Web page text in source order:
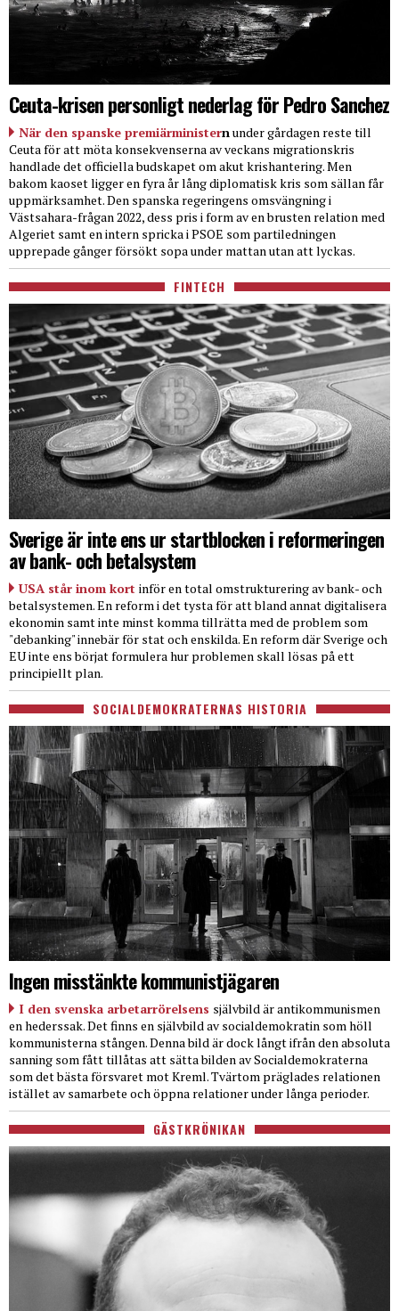
Ceuta-krisen personligt nederlag för Pedro Sanchez
När den spanske premiärministernunder gårdagen reste till
Ceuta för att möta konsekvenserna av veckans migrationskris
handlade det officiella budskapet om akut krishantering. Men
bakom kaoset ligger en fyra år lång diplomatisk kris som sällan får
uppmärksamhet. Den spanska regeringens omsvängning i
Västsahara-frågan 2022, dess pris i form av en brusten relation med
Algeriet samt en intern spricka i PSOE som partiledningen
upprepade gånger försökt sopa under mattan utan att lyckas.
FINTECH
Sverige är inte ens ur startblocken i reformeringen
av bank- och betalsystem
USA står inom kort inför en total omstrukturering av bank- och
betalsystemen. En reform i det tysta för att bland annat digitalisera
ekonomin samt inte minst komma tillrätta med de problem som
"debanking" innebär för stat och enskilda. En reform där Sverige och
EU inte ens börjat formulera hur problemen skall lösas på ett
principiellt plan.
SOCIALDEMOKRATERNAS HISTORIA
Ingen misstänkte kommunistjägaren
I den svenska arbetarrörelsens självbild är antikommunismen
en hederssak. Det finns en självbild av socialdemokratin som höll
kommunisterna stången. Denna bild är dock långt ifrån den absoluta
sanning som fått tillåtas att sätta bilden av Socialdemokraterna
som det bästa försvaret mot Kreml. Tvärtom präglades relationen
istället av samarbete och öppna relationer under långa perioder.
GÄSTKRÖNIKAN